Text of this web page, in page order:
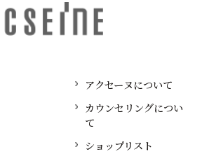
アクセーヌについて
カウンセリングについ
て
ショップリスト